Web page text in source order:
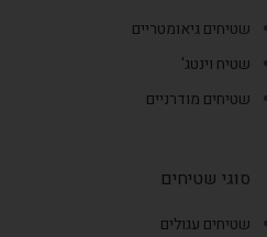
שטיחים גיאומטריים
שטיח וינטג'
שטיחים מודרניים
סוגי שטיחים
שטיחים עגולים